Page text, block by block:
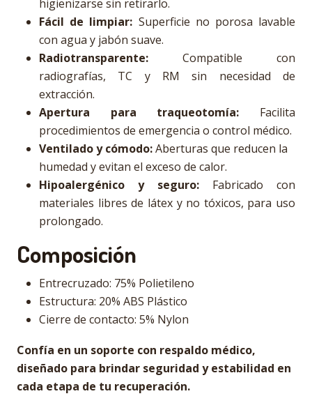
higienizarse sin retirarlo.
Fácil de limpiar: Superficie no porosa lavable
con agua y jabón suave.
Radiotransparente: Compatible con
radiografías, TC y RM sin necesidad de
extracción.
Apertura para traqueotomía: Facilita
procedimientos de emergencia o control médico.
Ventilado y cómodo:Aberturas que reducen la
humedad y evitan el exceso de calor.
Hipoalergénico y seguro: Fabricado con
materiales libres de látex y no tóxicos, para uso
prolongado.
Composición
Entrecruzado: 75% Polietileno
Estructura: 20% ABS Plástico
Cierre de contacto: 5% Nylon
Confía en un soporte con respaldo médico,
diseñado para brindar seguridad y estabilidad en
cada etapa de tu recuperación.